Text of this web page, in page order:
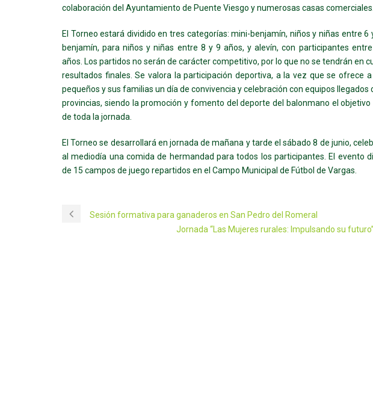
colaboración del Ayuntamiento de Puente Viesgo y numerosas casas comerciales.
El Torneo estará dividido en tres categorías: mini-benjamín, niños y niñas entre 6
benjamín, para niños y niñas entre 8 y 9 años, y alevín, con participantes
años. Los partidos no serán de carácter competitivo, por lo que no se tendrán en
resultados finales. Se valora la participación deportiva, a la vez que se ofrece
pequeños y sus familias un día de convivencia y celebración con equipos llegados
provincias, siendo la promoción y fomento del deporte del balonmano el objetivo
de toda la jornada.
El Torneo se desarrollará en jornada de mañana y tarde el sábado 8 de junio,
al mediodía una comida de hermandad para todos los participantes. El evento
de 15 campos de juego repartidos en el Campo Municipal de Fútbol de Vargas.
Sesión formativa para ganaderos en San Pedro del Romeral
Jornada “Las Mujeres rurales: Impulsando su futuro”